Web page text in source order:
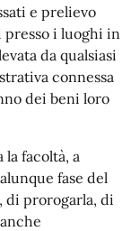
e prelievo
i luoghi in
da qualsiasi
connessa
dei beni loro
la facoltà, a
fase del
di prorogarla, di